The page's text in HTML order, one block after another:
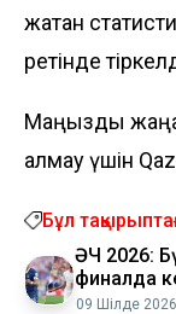
жатқан
ретінде
Маңызды
алмау үшін
Бұл
ӘЧ 2026:
финалда
09 Шілде